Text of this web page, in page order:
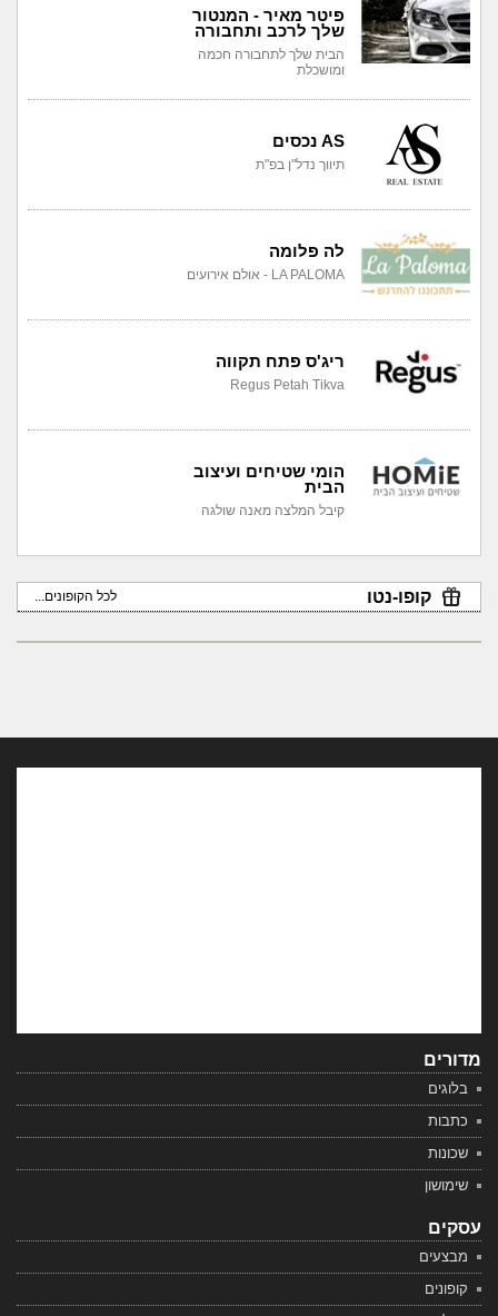
פיטר מאיר - המנטור
שלך לרכב ותחבורה
הבית שלך לתחבורה חכמה
ומושכלת
AS נכסים
תיווך נדל"ן בפ"ת
לה פלומה
LA PALOMA - אולם אירועים
ריג'ס פתח תקווה
Regus Petah Tikva
הומי שטיחים ועיצוב
הבית
קיבל המלצה מאנה שולגה
קופו-נטו לכל הקופונים...
מדורים
בלוגים
כתבות
שכונות
שימושון
עסקים
מבצעים
קופונים